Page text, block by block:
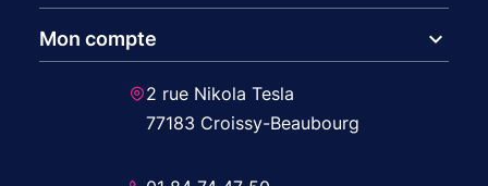
Mon compte expand_more
2 rue Nikola Tesla
77183 Croissy-Beaubourg